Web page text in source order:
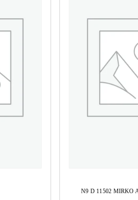
N9 D 11502 MIRKO